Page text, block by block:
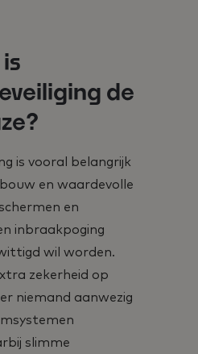
de
is vooral belangrijk
en waardevolle
en
inbraakpoging
wil worden.
zekerheid op
niemand aanwezig
slimme